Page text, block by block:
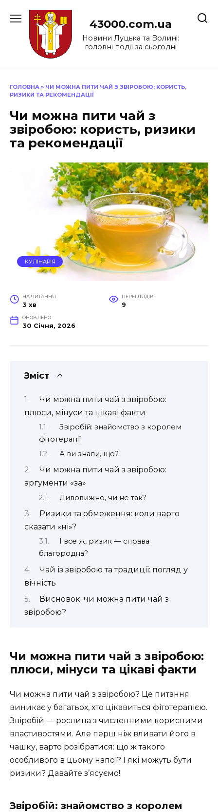
до
43000.com.ua
Новини Луцька та Волині:
головні події за сьогодні
ГОЛОВНА » ЧИ МОЖНА ПИТИ ЧАЙ З ЗВІРОБОЮ: КОРИСТЬ,
РИЗИКИ ТА РЕКОМЕНДАЦІЇ
Чи можна пити чай з
звіробою: користь, ризики
та рекомендації
КУЛІНАРІЯ
НА ЧИТАННЯ
3 хв
ПЕРЕГЛЯДІВ
9
ОНОВЛЕНО
30 Січня, 2026
Зміст
Чи можна пити чай з звіробою:
плюси, мінуси та цікаві факти
Звіробій: знайомство з королем
фітотерапії
А ви знали, що?
Чи можна пити чай з звіробою:
аргументи «за»
Дивовижно, чи не так?
Ризики та обмеження: коли варто
сказати «ні»?
І все ж, ризик — справа
благородна?
Чай із звіробою та традиції: погляд у
вічність
Висновок: чи можна пити чай з
звіробою?
Чи можна пити чай з звіробою:
плюси, мінуси та цікаві факти
Чи можна пити чай з звіробою? Це питання
виникає у багатьох, хто цікавиться фітотерапією.
Звіробій — рослина з численними корисними
властивостями. Але перш ніж вливати його в
чашку, варто розібратися: що ж такого
особливого в цьому напої? І які можуть бути
ризики? Давайте з’ясуємо!
Звіробій: знайомство з королем